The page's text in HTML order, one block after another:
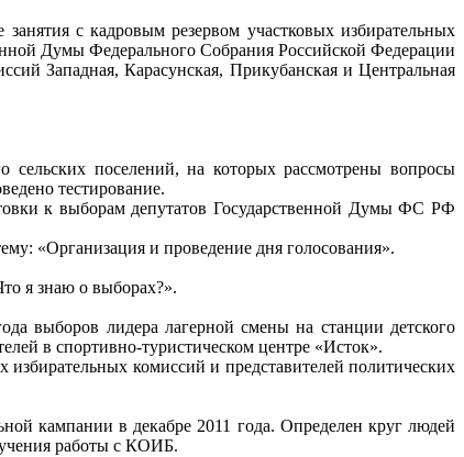
с кадровым резервом участковых избирательных
Думы Федерального Собрания Российской Федерации
Западная, Карасунская, Прикубанская и Центральная
поселений, на которых рассмотрены вопросы
тестирование.
к выборам депутатов Государственной Думы ФС РФ
«Организация и проведение дня голосования».
я знаю о выборах?».
выборов лидера лагерной смены на станции детского
в спортивно-туристическом центре «Исток».
избирательных комиссий и представителей политических
кампании в декабре 2011 года. Определен круг людей
работы с КОИБ.